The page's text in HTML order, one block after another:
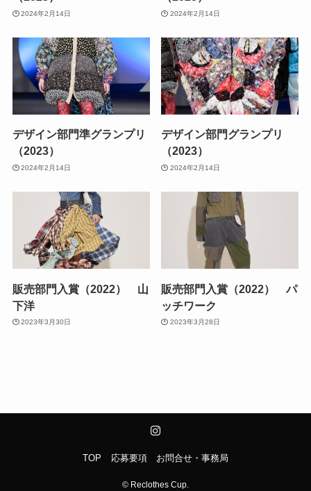
2024年2月14日 2024年2月14日
デザイン部門準グランプリ
（2023）
2024年2月14日
デザイン部門グランプリ
（2023）
2024年2月14日
販売部門入賞（2022） 山
下洋
2023年3月30日
販売部門入賞（2022） パ
ッチワーク
2023年3月28日
TOP 応募要項 お問合せ・事務局
© Reclothes Cup.